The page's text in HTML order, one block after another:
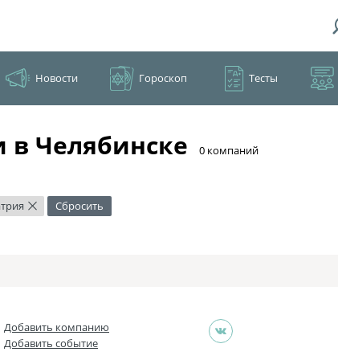
Новости Гороскоп Тесты
Челябинске ​0 компаний
× Сбросить
Добавить компанию
Добавить событие